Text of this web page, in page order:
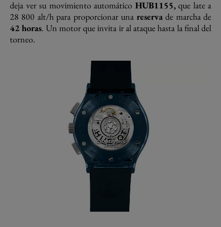
deja ver su movimiento automático HUB1155,que late a
28 800 alt/h para proporcionar una reservade marcha de
42 horas. Un motor que invita ir al ataque hasta la final del
torneo.